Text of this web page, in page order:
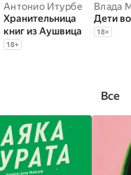
Антонио Итурбе
Хранительница
книг из Аушвица
18+
Дети
18+
Все